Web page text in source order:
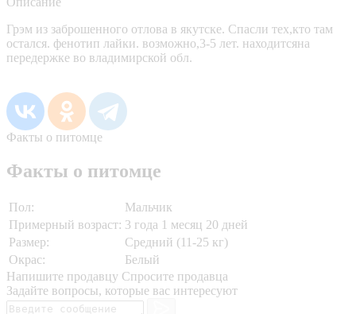
Грэм из заброшенного отлова в якутске. Спасли тех,кто там
остался. фенотип лайки. возможно,3-5 лет. находитсяна
передержке во владимирской обл.
Факты о питомце
Факты о питомце
Пол:
Мальчик
Примерный возраст: 3 года 1 месяц 20 дней
Размер:
Средний (11-25 кг)
Окрас:
Белый
Напишите продавцу Спросите продавца
Задайте вопросы, которые вас интересуют